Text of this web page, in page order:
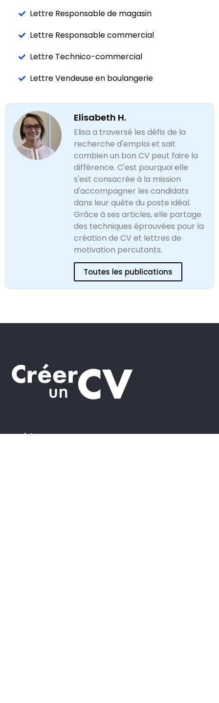
Lettre Responsable de magasin
Lettre Responsable commercial
Lettre Technico-commercial
Lettre Vendeuse en boulangerie
Elisabeth H.
Elisa a traversé les défis de la
recherche d'emploi et sait
combien un bon CV peut faire la
différence. C'est pourquoi elle
s'est consacrée à la mission
d'accompagner les candidats
dans leur quête du poste idéal.
Grâce à ses articles, elle partage
des techniques éprouvées pour la
création de CV et lettres de
motivation percutants.
Toutes les publications
Guides